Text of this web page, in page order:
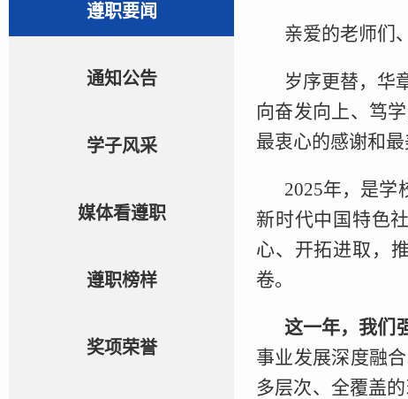
遵职要闻
通知公告
学子风采
媒体看遵职
遵职榜样
奖项荣誉
亲爱的老师们
岁序更替，华
向奋发向上、笃
最衷心的感谢和最
2025年，是学
新时代中国特色
心、开拓进取，
卷。
这一年，我们
事业发展深度融
多层次、全覆盖